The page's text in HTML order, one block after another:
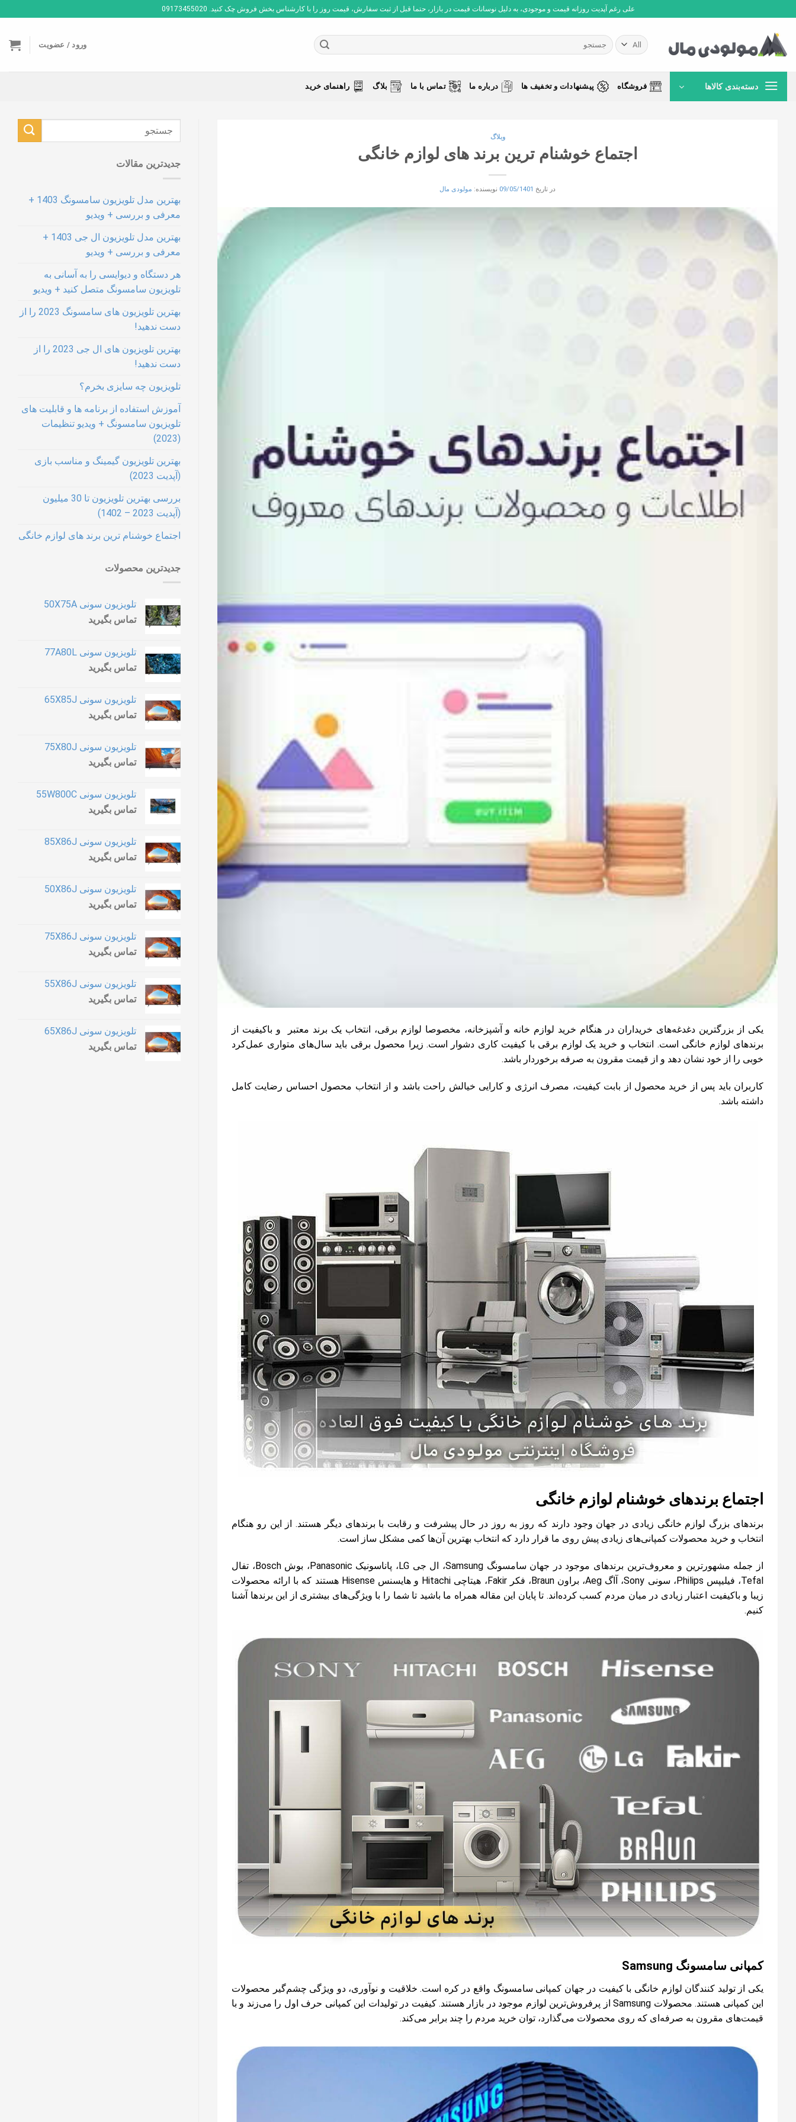
to
content
علی رغم آپدیت روزانه قیمت و موجودی، به دلیل نوسانات قیمت در بازار، حتما قبل از ثبت سفارش، قیمت روز را با کارشناس بخش فروش چک کنید. 09173455020
جستجو
برای:
ورود / عضویت
دسته‌بندی کالاها فروشگاه پیشنهادات و تخفیف ها درباره ما تماس با ما بلاگ راهنمای خرید
وبلاگ
اجتماع خوشنام ترین برند های لوازم خانگی
در تاریخ 09/05/1401 نویسنده: مولودی مال
یکی از بزرگترین دغدغه‌های خریداران در هنگام خرید لوازم خانه و آشپزخانه، مخصوصا لوازم برقی، انتخاب یک برند معتبر و باکیفیت از
برندهای لوازم خانگی است. انتخاب و خرید یک لوازم برقی با کیفیت کاری دشوار است. زیرا محصول برقی باید سال‌های متواری عمل‌کرد
خوبی را از خود نشان دهد و از قیمت مقرون به صرفه برخوردار باشد.
کاربران باید پس از خرید محصول از بابت کیفیت، مصرف انرژی و کارایی خیالش راحت باشد و از انتخاب محصول احساس رضایت کامل
داشته باشد.
اجتماع برندهای خوشنام لوازم خانگی
برندهای بزرگ لوازم خانگی زیادی در جهان وجود دارند که روز به روز در حال پیشرفت و رقابت با برندهای دیگر هستند. از این رو هنگام
انتخاب و خرید محصولات کمپانی‌های زیادی پیش روی ما قرار دارد که انتخاب بهترین آن‌ها کمی مشکل ساز است.
از جمله مشهورترین و معروف‌ترین برندهای موجود در جهان سامسونگ Samsung، ال جی LG، پاناسونیک Panasonic، بوش Bosch، تفال
Tefal، فیلیپس Philips، سونی Sony، آاگ Aeg، براون Braun،
فکر Fakir
، هیتاچی Hitachi و هایسنس Hisense هستند که با ارائه محصولات
زیبا و باکیفیت اعتبار زیادی در میان مردم کسب کرده‌اند. تا پایان این مقاله همراه ما باشید تا شما را با ویژگی‌های بیشتری از این برند‌ها آشنا
کنیم.
کمپانی سامسونگ Samsung
یکی از تولید کنندگان لوازم خانگی با کیفیت در جهان کمپانی سامسونگ واقع در کره است. خلاقیت و نوآوری، دو ویژگی چشم‌گیر محصولات
این کمپانی هستند. محصولات Samsung
از پرفروش‌ترین لوازم موجود در بازار هستند. کیفیت در تولیدات این کمپانی حرف اول را می‌زند و با
قیمت‌های مقرون به صرفه‌ای که روی محصولات می‌گذارد، توان خرید مردم را چند برابر می‌کند.
جدیدترین مقالات
بهترین مدل تلویزیون سامسونگ 1403 +
معرفی و بررسی + ویدیو
بهترین مدل تلویزیون ال جی 1403 +
معرفی و بررسی + ویدیو
هر دستگاه و دیوایسی را به آسانی به
تلویزیون سامسونگ متصل کنید + ویدیو
بهترین تلویزیون های سامسونگ 2023 را از
دست ندهید!
بهترین تلویزیون های ال جی 2023 را از
دست ندهید!
تلویزیون چه سایزی بخرم؟
آموزش استفاده از برنامه ها و قابلیت های
تلویزیون سامسونگ + ویدیو تنظیمات
(2023)
بهترین تلویزیون گیمینگ و مناسب بازی
(آپدیت 2023)
بررسی بهترین تلویزیون تا 30 میلیون
(آپدیت 2023 – 1402)
اجتماع خوشنام ترین برند های لوازم خانگی
جدیدترین محصولات
تلویزیون سونی 50X75A
تماس بگیرید
تلویزیون سونی 77A80L
تماس بگیرید
تلویزیون سونی 65X85J
تماس بگیرید
تلویزیون سونی 75X80J
تماس بگیرید
تلویزیون سونی 55W800C
تماس بگیرید
تلویزیون سونی 85X86J
تماس بگیرید
تلویزیون سونی 50X86J
تماس بگیرید
تلویزیون سونی 75X86J
تماس بگیرید
تلویزیون سونی 55X86J
تماس بگیرید
تلویزیون سونی 65X86J
تماس بگیرید